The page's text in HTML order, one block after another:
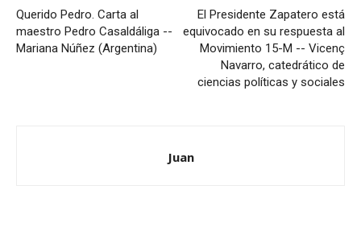
Querido Pedro. Carta al
maestro Pedro Casaldáliga --
Mariana Núñez (Argentina)
El Presidente Zapatero está
equivocado en su respuesta al
Movimiento 15-M -- Vicenç
Navarro, catedrático de
ciencias políticas y sociales
Juan